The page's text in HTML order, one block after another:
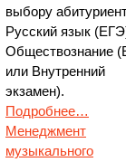
выбору
Русский язык
Обществознание
или Внутренний
экзамен).
Подробнее…
Менеджмент
музыкального